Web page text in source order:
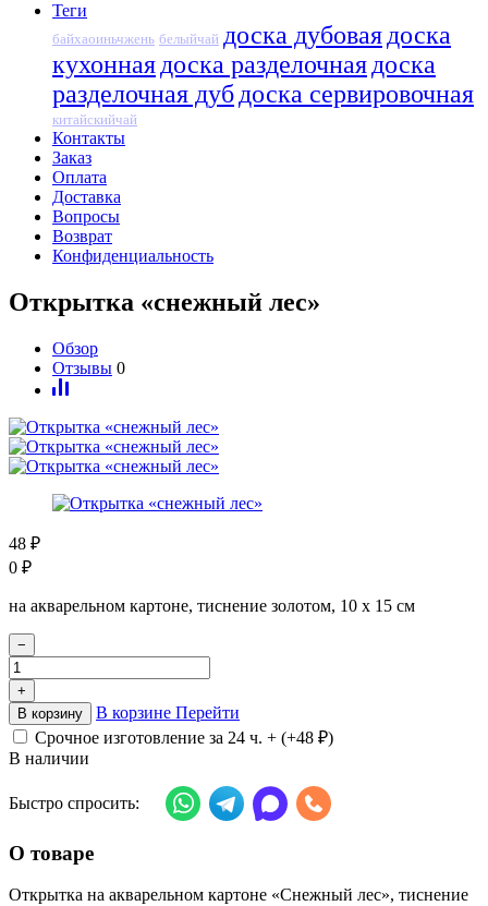
Теги
байхаоиньчжень белыйчай доска дубовая доска
кухонная доска разделочная доска
разделочная дуб доска сервировочная
китайскийчай
Контакты
Заказ
Оплата
Доставка
Вопросы
Возврат
Конфиденциальность
Открытка «снежный лес»
Обзор
Отзывы 0
48 ₽
0 ₽
на акварельном картоне, тиснение золотом, 10 х 15 см
−
+
В корзину
В корзине Перейти
Срочное изготовление за 24 ч. + (+48 ₽)
В наличии
Быстро спросить:
О товаре
Открытка на акварельном картоне «Снежный лес», тиснение